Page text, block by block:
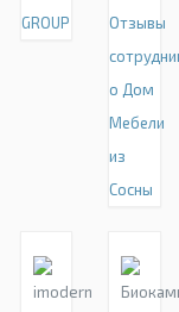
GROUP
Отзывы
о Дом
Мебели
из
Сосны